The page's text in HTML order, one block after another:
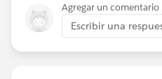
Agregar un comentario
Escribir una